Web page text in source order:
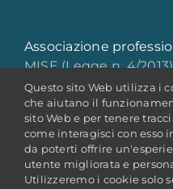
Associazione
MISE (Legge n. 4/2013)
attestazione di
professionale
Questo sito Web utilizza i
che aiutano il
sito Web e per tenere
come interagisci con esso
da poterti offrire
utente migliorata e
Utilizzeremo i cookie solo